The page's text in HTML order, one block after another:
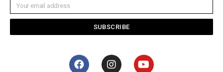
SUBSCRIBE